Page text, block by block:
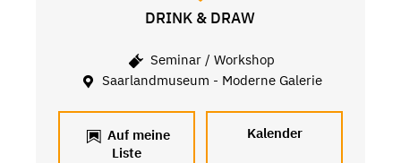
DRINK & DRAW
Seminar / Workshop
Saarlandmuseum - Moderne Galerie
Auf meine
Liste
Kalender